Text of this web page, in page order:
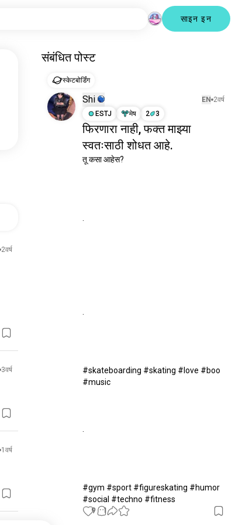
साइन इन
2वर्ष
3वर्ष
1वर्ष
संबंधित पोस्ट
स्केटबोर्डिंग
Shi EN 2वर्ष
ESTJ
मेष 2 3
फिरणारा नाही, फक्त माझ्या
स्वतःसाठी शोधत आहे.
तू कसा आहेस?
#skateboarding #skating #love #boo
#music
#gym #sport #figureskating #humor
#social #techno #fitness
9 1